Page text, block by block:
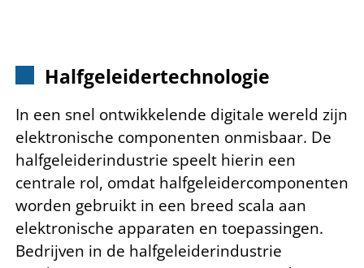
Halfgeleidertechnologie
In een snel ontwikkelende digitale wereld zijn
elektronische componenten onmisbaar. De
halfgeleiderindustrie speelt hierin een
centrale rol, omdat halfgeleidercomponenten
worden gebruikt in een breed scala aan
elektronische apparaten en toepassingen.
Bedrijven in de halfgeleiderindustrie